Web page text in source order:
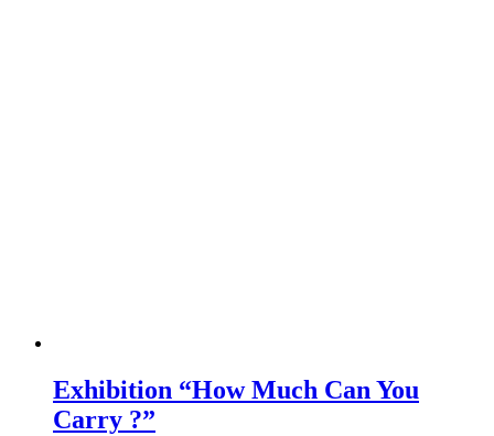
Exhibition “How Much Can You
Carry ?”